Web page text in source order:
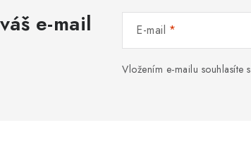
e-mail E-mail
Vložením e-mailu souhlasíte s